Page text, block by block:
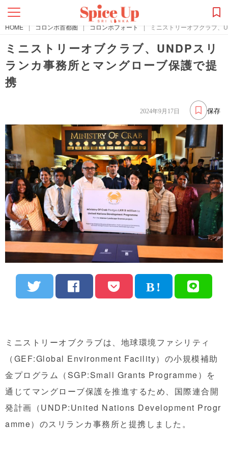
HOME | コロンボ首都圏 | コロンボフォート | ミニストリーオブクラブ、
ミニストリーオブクラブ、UNDPスリ
ランカ事務所とマングローブ保護で提
携
保存
2024年9月17日
ミニストリーオブクラブは、地球環境ファシリティ
（GEF:Global Environment Facility）の小規模補助
金プログラム（SGP:Small Grants Programme）を
通じてマングローブ保護を推進するため、国際連合開
発計画（UNDP:United Nations Development Progr
amme）のスリランカ事務所と提携しました。